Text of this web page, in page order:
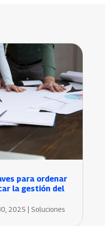
para ordenar
la gestión del
2025 | Soluciones